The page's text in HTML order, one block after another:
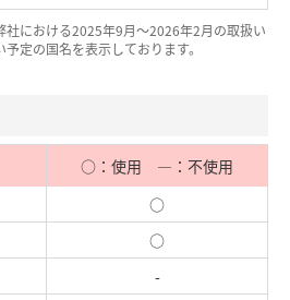
における2025年9月～2026年2月の取扱い
定の国名を表示しております。
○：使用 ―：不使用
○
○
-